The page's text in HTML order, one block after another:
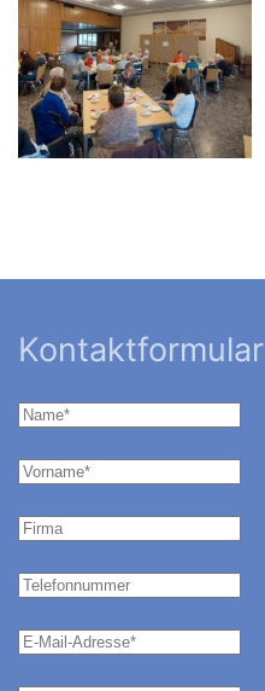
Kontaktformular